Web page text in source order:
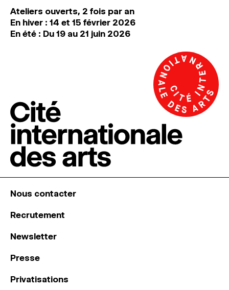
Ateliers ouverts, 2 fois par an
En hiver : 14 et 15 février 2026
En été : Du 19 au 21 juin 2026
Nous contacter
Recrutement
Newsletter
Presse
Privatisations